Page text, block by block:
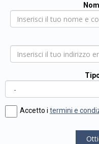
Accetto i termini e